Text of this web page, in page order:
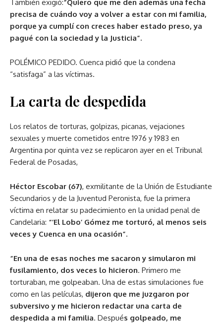
También exigió:“Quiero que me den además una fecha
precisa de cuándo voy a volver a estar con mi familia,
porque ya cumplí con creces haber estado preso, ya
pagué con la sociedad y la Justicia”.
POLÉMICO PEDIDO. Cuenca pidió que la condena
“satisfaga” a las víctimas.
La carta de despedida
Los relatos de torturas, golpizas, picanas, vejaciones
sexuales y muerte cometidos entre 1976 y 1983 en
Argentina por quinta vez se replicaron ayer en el Tribunal
Federal de Posadas,
Héctor Escobar (67), exmilitante de la Unión de Estudiante
Secundarios y de la Juventud Peronista, fue la primera
víctima en relatar su padecimiento en la unidad penal de
Candelaria: “’El Lobo’ Gómez me torturó, al menos seis
veces y Cuenca en una ocasión”.
“En una de esas noches me sacaron y simularon mi
fusilamiento, dos veces lo hicieron. Primero me
torturaban, me golpeaban. Una de estas simulaciones fue
como en las películas, dijeron que me juzgaron por
subversivo y me hicieron redactar una carta de
despedida a mi familia. Después golpeado, me